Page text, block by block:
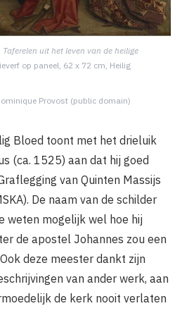
Taferelen uit het leven van de heilige
op paneel, 62 x 72 cm, Heilig
Provost (public domain)
Bloed toont met het drieluik
(ca. 1525) aan dat hij goed
van Quinten Massijs
De naam van de schilder
weten mogelijk wel hoe hij
de apostel Johannes zou een
deze meester dankt zijn
van ander werk, aan
de kerk nooit verlaten